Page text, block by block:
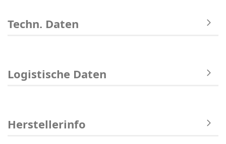
Techn. Daten
Logistische Daten
Herstellerinfo